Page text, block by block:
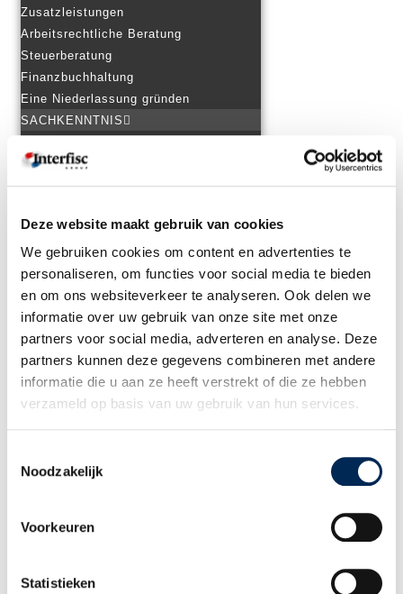
Deze website maakt gebruik van cookies
We gebruiken cookies om content en advertenties te
personaliseren, om functies voor social media te bieden
en om ons websiteverkeer te analyseren. Ook delen we
informatie over uw gebruik van onze site met onze
partners voor social media, adverteren en analyse. Deze
partners kunnen deze gegevens combineren met andere
informatie die u aan ze heeft verstrekt of die ze hebben
verzameld op basis van uw gebruik van hun services.
Noodzakelijk
Voorkeuren
Statistieken
Zusatzleistungen
Arbeitsrechtliche Beratung
Steuerberatung
Finanzbuchhaltung
Eine Niederlassung gründen
SACHKENNTNIS
Starten ohne Grenzen
Grenzüberschreitendes Arbeiten &
Niederlassung in Belgien gründen
Niederlassung in den Niederlanden
gründen
Länderinformationen
WER SIND SIE
Internationaler Arbeitgeber
Gehaltsabrechnung im Ausland
Berater & Partner
WER SIND WIR
Arbeiten bei Interfisc
Downloads
Länderinformationen